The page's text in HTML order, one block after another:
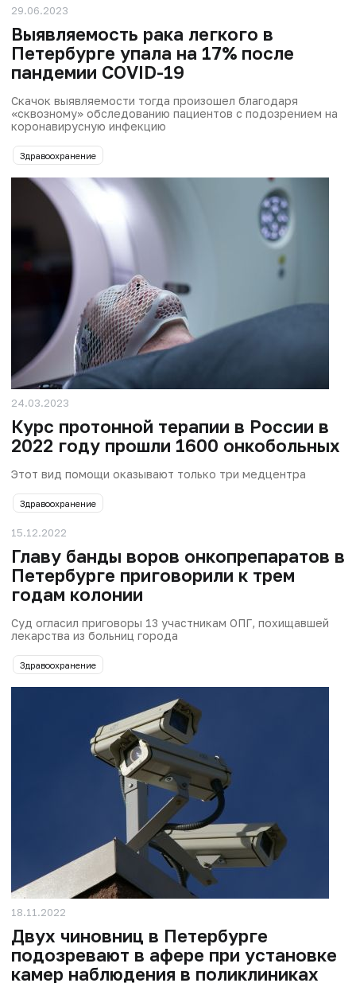
29.06.2023
Выявляемость рака легкого в
Петербурге упала на 17% после
пандемии COVID-19
Скачок выявляемости тогда произошел благодаря
«сквозному» обследованию пациентов с подозрением на
коронавирусную инфекцию
Здравоохранение
24.03.2023
Курс протонной терапии в России в
2022 году прошли 1600 онкобольных
Этот вид помощи оказывают только три медцентра
Здравоохранение
15.12.2022
Главу банды воров онкопрепаратов в
Петербурге приговорили к трем
годам колонии
Суд огласил приговоры 13 участникам ОПГ, похищавшей
лекарства из больниц города
Здравоохранение
18.11.2022
Двух чиновниц в Петербурге
подозревают в афере при установке
камер наблюдения в поликлиниках